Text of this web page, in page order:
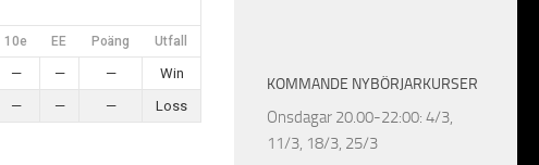
10e EE Poäng Utfall
— — —
Win
— — — Loss
KOMMANDE NYBÖRJARKURSER
Onsdagar 20.00-22:00: 4/3,
11/3, 18/3, 25/3